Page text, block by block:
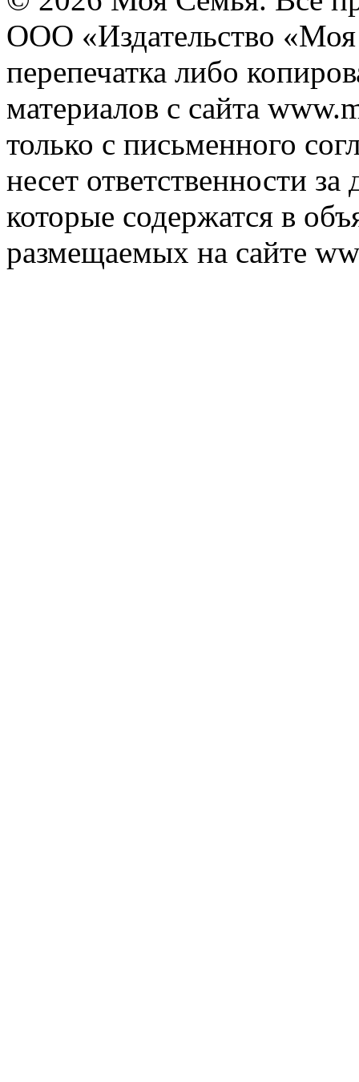
ООО «Издательство
перепечатка либо
материалов с сайта
только с письменного
несет ответственности
которые содержатся в
размещаемых на сайте